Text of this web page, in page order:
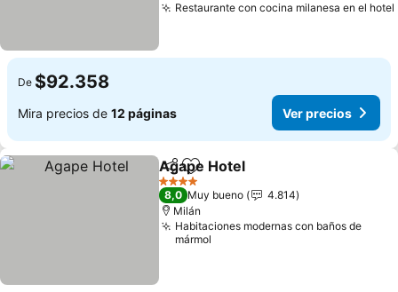
Restaurante con cocina milanesa en el hotel
De $92.358
Mira precios de 12 páginas Ver precios
CompartirAgregar a favoritos
Agape Hotel
4 Estrellas
8,0 Muy bueno
4.814
Milán
Habitaciones modernas con baños de
mármol